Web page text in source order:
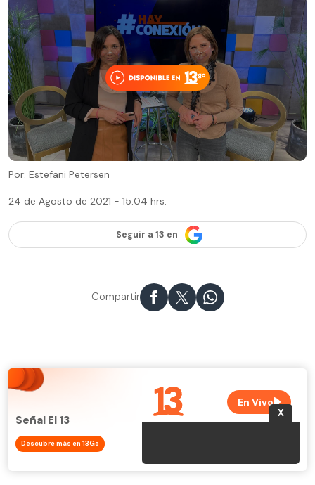
Por: Estefani Petersen
24 de Agosto de 2021 - 15:04 hrs.
Seguir a 13 en
Compartir
Señal El 13
Descubre más en 13Go